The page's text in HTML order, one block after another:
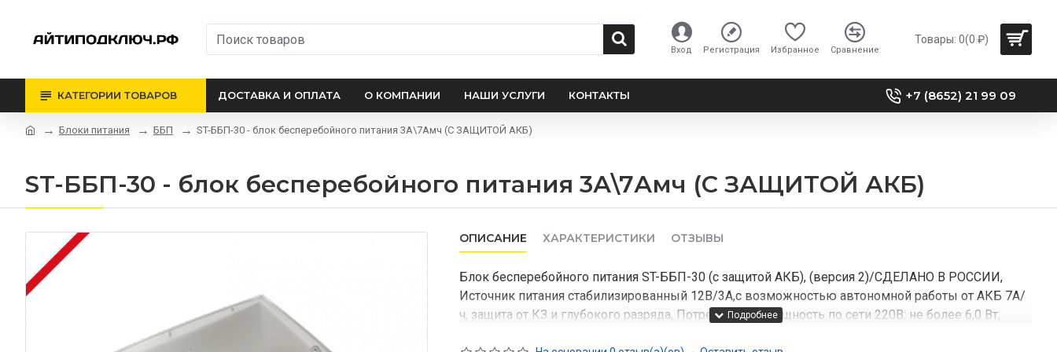
Вход Регистрация Избранное Сравнение
Товары: 0(0 ₽)
КАТЕГОРИИ ТОВАРОВ ДОСТАВКА И ОПЛАТА О КОМПАНИИ НАШИ УСЛУГИ КОНТАКТЫ +7 (8652) 21 99 09
Блоки питания ББП ST-ББП-30 - блок бесперебойного питания 3А\7Амч (С ЗАЩИТОЙ АКБ)
ST-ББП-30 - блок бесперебойного питания 3А\7Амч (С ЗАЩИТОЙ АКБ)
ОПИСАНИЕ ХАРАКТЕРИСТИКИ ОТЗЫВЫ
Блок бесперебойного питания ST-ББП-30 (с защитой АКБ), (версия 2)/СДЕЛАНО В РОССИИ,
Источник питания стабилизированный 12В/3А,с возможностью автономной работы от АКБ 7А/
ч, защита от КЗ и глубокого разряда, Потребляемая мощность по сети 220В: не более 6,0 Вт,